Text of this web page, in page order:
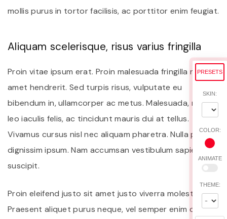
mollis purus in tortor facilisis, ac porttitor enim feugiat.
Aliquam scelerisque, risus varius fringilla
Proin vitae ipsum erat. Proin malesuada fringilla nisl sit
amet hendrerit. Sed turpis risus, vulputate eu
bibendum in, ullamcorper ac metus. Malesuada, metus
leo iaculis felis, ac tincidunt mauris dui at tellus.
Vivamus cursus nisl nec aliquam pharetra. Nulla porta
dignissim ipsum. Nam accumsan vestibulum sapien nec
suscipit.
Proin eleifend justo sit amet justo viverra molestie.
Praesent aliquet purus neque, vel semper enim dictum
PRESETS
SKIN:
COLOR:
ANIMATE
THEME: